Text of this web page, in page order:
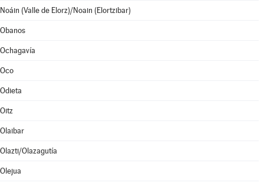
Noáin (Valle de Elorz)/Noain (Elortzibar)
Obanos
Ochagavía
Oco
Odieta
Oitz
Olaibar
Olazti/Olazagutía
Olejua